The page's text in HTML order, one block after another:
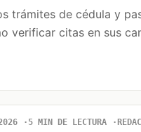
trámites de cédula y
verificar citas en sus
5 MIN DE LECTURA